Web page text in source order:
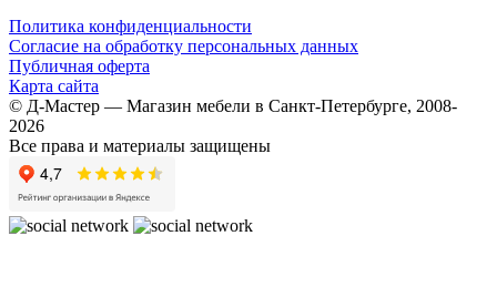
Политика конфиденциальности
Согласие на обработку персональных данных
Публичная оферта
Карта сайта
© Д-Мастер — Магазин мебели в Санкт-Петербурге, 2008-
2026
Все права и материалы защищены